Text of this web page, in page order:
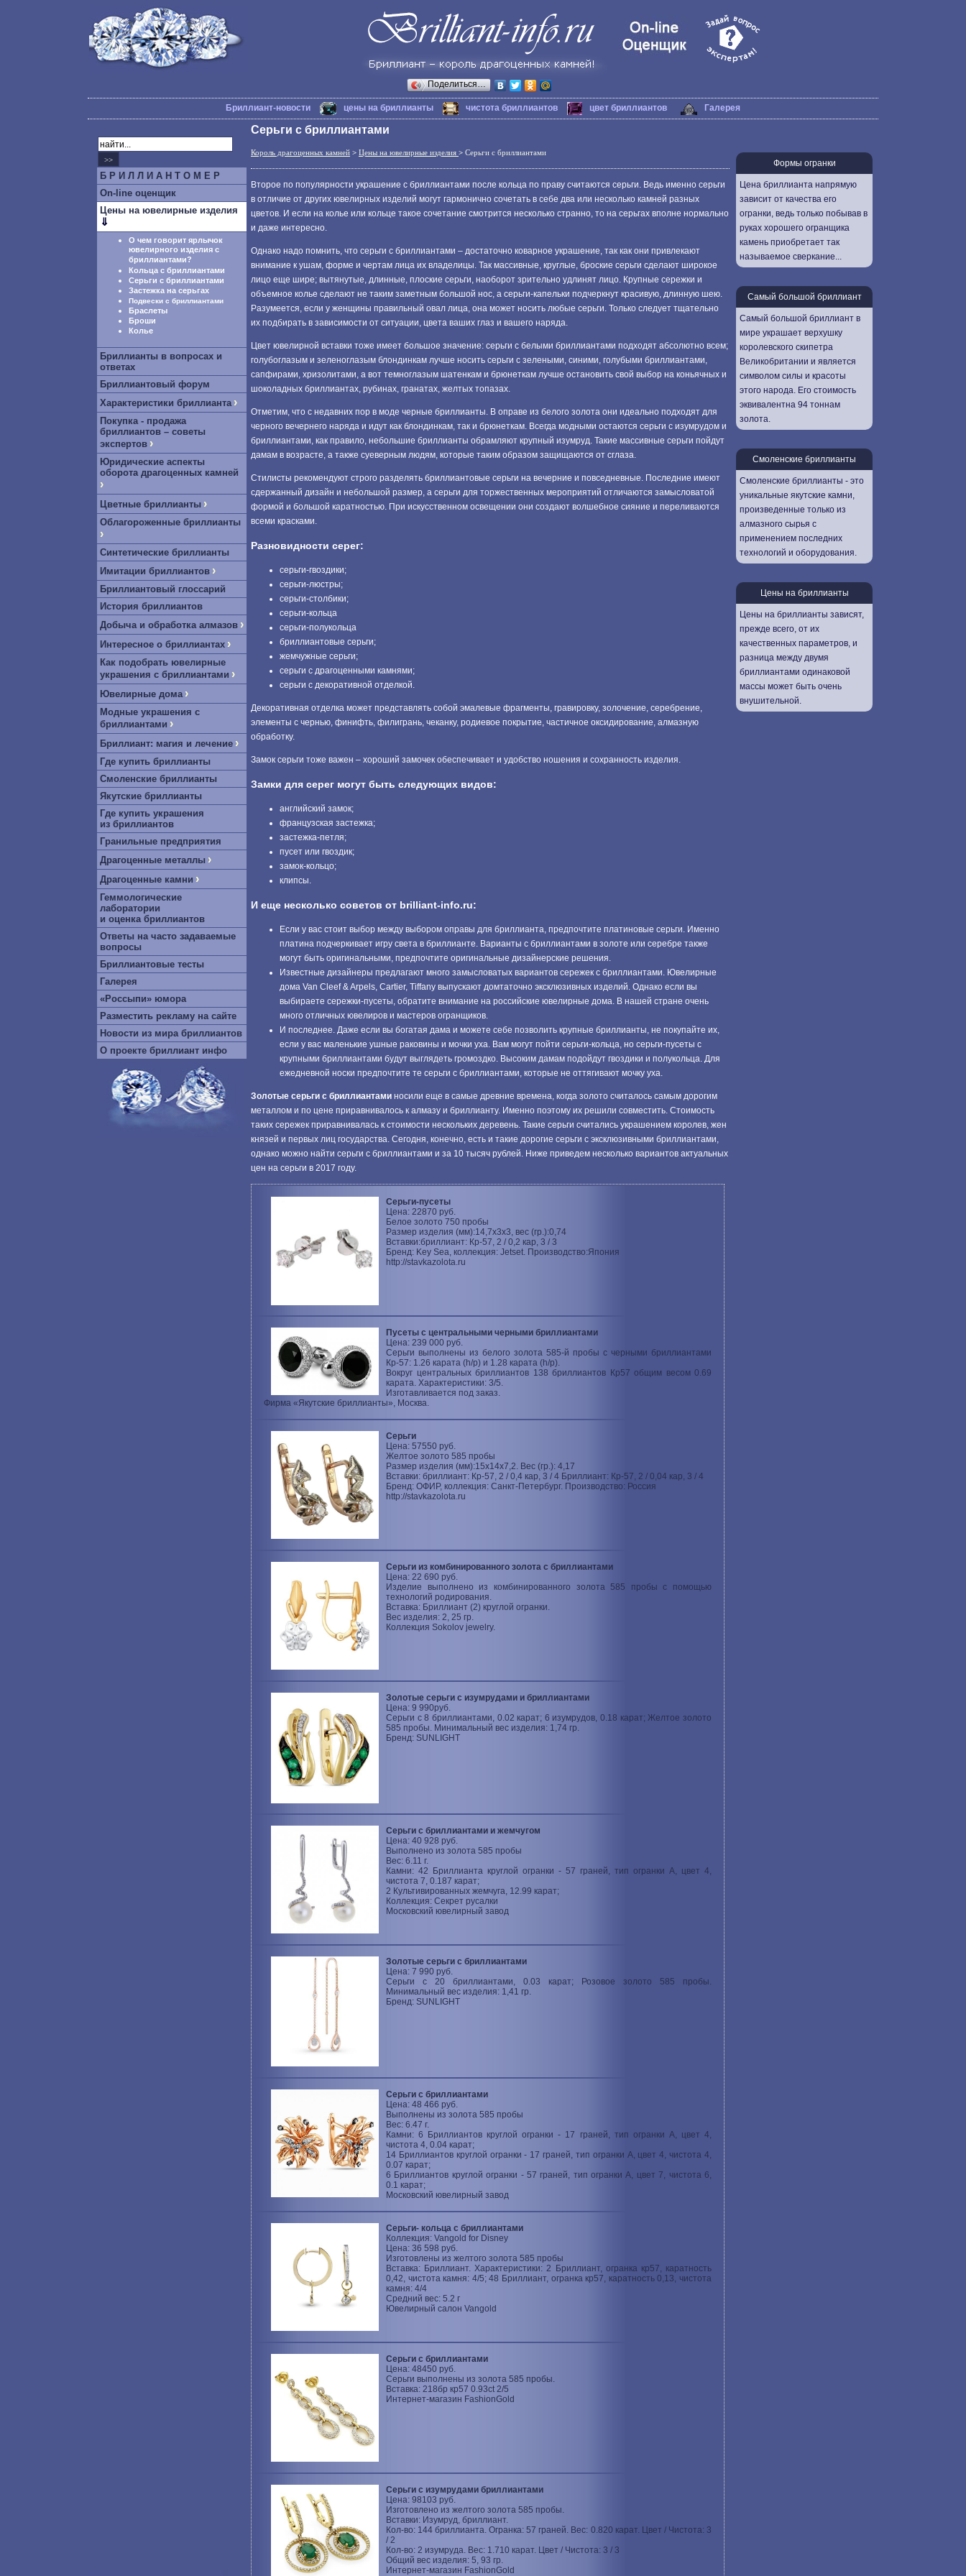
Поделиться…
Бриллиант-новости цены на бриллианты чистота бриллиантов цвет бриллиантов Галерея
Б Р И Л Л И А Н Т О М Е Р
On-line оценщик
Цены на ювелирные изделия
⇓
О чем говорит ярлычок
ювелирного изделия с
бриллиантами?
Кольца с бриллиантами
Серьги с бриллиантами
Застежка на серьгах
Подвески с бриллиантами
Браслеты
Броши
Колье
Бриллианты в вопросах и
ответах
Бриллиантовый форум
Характеристики бриллианта ›
Покупка - продажа
бриллиантов – советы
экспертов ›
Юридические аспекты
оборота драгоценных камней
›
Цветные бриллианты ›
Облагороженные бриллианты
›
Синтетические бриллианты
Имитации бриллиантов ›
Бриллиантовый глоссарий
История бриллиантов
Добыча и обработка алмазов ›
Интересное о бриллиантах ›
Как подобрать ювелирные
украшения с бриллиантами ›
Ювелирные дома ›
Модные украшения с
бриллиантами ›
Бриллиант: магия и лечение ›
Где купить бриллианты
Смоленские бриллианты
Якутские бриллианты
Где купить украшения
из бриллиантов
Гранильные предприятия
Драгоценные металлы ›
Драгоценные камни ›
Геммологические
лаборатории
и оценка бриллиантов
Ответы на часто задаваемые
вопросы
Бриллиантовые тесты
Галерея
«Россыпи» юмора
Разместить рекламу на сайте
Новости из мира бриллиантов
О проекте бриллиант инфо
Серьги с бриллиантами
Король драгоценных камней > Цены на ювелирные изделия > Серьги с бриллиантами
Второе по популярности украшение с бриллиантами после кольца по праву считаются серьги. Ведь именно серьги
в отличие от других ювелирных изделий могут гармонично сочетать в себе два или несколько камней разных
цветов. И если на колье или кольце такое сочетание смотрится несколько странно, то на серьгах вполне нормально
и даже интересно.
Однако надо помнить, что серьги с бриллиантами – достаточно коварное украшение, так как они привлекают
внимание к ушам, форме и чертам лица их владелицы. Так массивные, круглые, броские серьги сделают широкое
лицо еще шире; вытянутые, длинные, плоские серьги, наоборот зрительно удлинят лицо. Крупные сережки и
объемное колье сделают не таким заметным большой нос, а серьги-капельки подчеркнут красивую, длинную шею.
Разумеется, если у женщины правильный овал лица, она может носить любые серьги. Только следует тщательно
их подбирать в зависимости от ситуации, цвета ваших глаз и вашего наряда.
Цвет ювелирной вставки тоже имеет большое значение: серьги с белыми бриллиантами подходят абсолютно всем;
голубоглазым и зеленоглазым блондинкам лучше носить серьги с зелеными, синими, голубыми бриллиантами,
сапфирами, хризолитами, а вот темноглазым шатенкам и брюнеткам лучше остановить свой выбор на коньячных и
шоколадных бриллиантах, рубинах, гранатах, желтых топазах.
Отметим, что с недавних пор в моде черные бриллианты. В оправе из белого золота они идеально подходят для
черного вечернего наряда и идут как блондинкам, так и брюнеткам. Всегда модными остаются серьги с изумрудом и
бриллиантами, как правило, небольшие бриллианты обрамляют крупный изумруд. Такие массивные серьги пойдут
дамам в возрасте, а также суеверным людям, которые таким образом защищаются от сглаза.
Стилисты рекомендуют строго разделять бриллиантовые серьги на вечерние и повседневные. Последние имеют
сдержанный дизайн и небольшой размер, а серьги для торжественных мероприятий отличаются замысловатой
формой и большой каратностью. При искусственном освещении они создают волшебное сияние и переливаются
всеми красками.
Разновидности серег:
серьги-гвоздики;
серьги-люстры;
серьги-столбики;
серьги-кольца
серьги-полукольца
бриллиантовые серьги;
жемчужные серьги;
серьги с драгоценными камнями;
серьги с декоративной отделкой.
Декоративная отделка может представлять собой эмалевые фрагменты, гравировку, золочение, серебрение,
элементы с чернью, финифть, филигрань, чеканку, родиевое покрытие, частичное оксидирование, алмазную
обработку.
Замок серьги тоже важен – хороший замочек обеспечивает и удобство ношения и сохранность изделия.
Замки для серег могут быть следующих видов:
английский замок;
французская застежка;
застежка-петля;
пусет или гвоздик;
замок-кольцо;
клипсы.
И еще несколько советов от brilliant-info.ru:
Если у вас стоит выбор между выбором оправы для бриллианта, предпочтите платиновые серьги. Именно
платина подчеркивает игру света в бриллианте. Варианты с бриллиантами в золоте или серебре также
могут быть оригинальными, предпочтите оригинальные дизайнерские решения.
Известные дизайнеры предлагают много замысловатых вариантов сережек с бриллиантами. Ювелирные
дома Van Cleef & Arpels, Cartier, Tiffany выпускают домтаточно эксклюзивных изделий. Однако если вы
выбираете сережки-пусеты, обратите внимание на российские ювелирные дома. В нашей стране очень
много отличных ювелиров и мастеров огранщиков.
И последнее. Даже если вы богатая дама и можете себе позволить крупные бриллианты, не покупайте их,
если у вас маленькие ушные раковины и мочки уха. Вам могут пойти серьги-кольца, но серьги-пусеты с
крупными бриллиантами будут выглядеть громоздко. Высоким дамам подойдут гвоздики и полукольца. Для
ежедневной носки предпочтите те серьги с бриллиантами, которые не оттягивают мочку уха.
Золотые серьги с бриллиантами носили еще в самые древние времена, когда золото считалось самым дорогим
металлом и по цене приравнивалось к алмазу и бриллианту. Именно поэтому их решили совместить. Стоимость
таких сережек приравнивалась к стоимости нескольких деревень. Такие серьги считались украшением королев, жен
князей и первых лиц государства. Сегодня, конечно, есть и такие дорогие серьги с эксклюзивными бриллиантами,
однако можно найти серьги с бриллиантами и за 10 тысяч рублей. Ниже приведем несколько вариантов актуальных
цен на серьги в 2017 году.
Серьги-пусеты
Цена: 22870 руб.
Белое золото 750 пробы
Размер изделия (мм):14,7x3x3, вес (гр.):0,74
Вставки:бриллиант: Кр-57, 2 / 0,2 кар, 3 / 3
Бренд: Key Sea, коллекция: Jetset. Производство:Япония
http://stavkazolota.ru
Пусеты с центральными черными бриллиантами
Цена: 239 000 руб.
Серьги выполнены из белого золота 585-й пробы с черными бриллиантами
Кр-57: 1.26 карата (h/p) и 1.28 карата (h/p).
Вокруг центральных бриллиантов 138 бриллиантов Кр57 общим весом 0.69
карата. Характеристики: 3/5.
Изготавливается под заказ.
Фирма «Якутские бриллианты», Москва.
Серьги
Цена: 57550 руб.
Желтое золото 585 пробы
Размер изделия (мм):15x14x7,2. Вес (гр.): 4,17
Вставки: бриллиант: Кр-57, 2 / 0,4 кар, 3 / 4 Бриллиант: Кр-57, 2 / 0,04 кар, 3 / 4
Бренд: ОФИР, коллекция: Санкт-Петербург. Производство: Россия
http://stavkazolota.ru
Серьги из комбинированного золота с бриллиантами
Цена: 22 690 руб.
Изделие выполнено из комбинированного золота 585 пробы с помощью
технологий родирования.
Вставка: Бриллиант (2) круглой огранки.
Вес изделия: 2, 25 гр.
Коллекция Sokolov jewelry.
Золотые серьги с изумрудами и бриллиантами
Цена: 9 990руб.
Серьги с 8 бриллиантами, 0.02 карат; 6 изумрудов, 0.18 карат; Желтое золото
585 пробы. Минимальный вес изделия: 1,74 гр.
Бренд: SUNLIGHT
Серьги c бриллиантами и жемчугом
Цена: 40 928 руб.
Выполнено из золота 585 пробы
Вес: 6.11 г.
Камни: 42 Бриллианта круглой огранки - 57 граней, тип огранки A, цвет 4,
чистота 7, 0.187 карат;
2 Культивированных жемчуга, 12.99 карат;
Коллекция: Секрет русалки
Московский ювелирный завод
Золотые серьги с бриллиантами
Цена: 7 990 руб.
Серьги с 20 бриллиантами, 0.03 карат; Розовое золото 585 пробы.
Минимальный вес изделия: 1,41 гр.
Бренд: SUNLIGHT
Серьги c бриллиантами
Цена: 48 466 руб.
Выполнены из золота 585 пробы
Вес: 6.47 г.
Камни: 6 Бриллиантов круглой огранки - 17 граней, тип огранки A, цвет 4,
чистота 4, 0.04 карат;
14 Бриллиантов круглой огранки - 17 граней, тип огранки A, цвет 4, чистота 4,
0.07 карат;
6 Бриллиантов круглой огранки - 57 граней, тип огранки A, цвет 7, чистота 6,
0.1 карат;
Московский ювелирный завод
Серьги- кольца с бриллиантами
Коллекция: Vangold for Disney
Цена: 36 598 руб.
Изготовлены из желтого золота 585 пробы
Вставка: Бриллиант. Характеристики: 2 Бриллиант, огранка кр57, каратность
0,42, чистота камня: 4/5; 48 Бриллиант, огранка кр57, каратность 0,13, чистота
камня: 4/4
Средний вес: 5.2 г
Ювелирный салон Vangold
Серьги с бриллиантами
Цена: 48450 руб.
Серьги выполнены из золота 585 пробы.
Вставка: 218бр кр57 0.93ct 2/5
Интернет-магазин FashionGold
Серьги с изумрудами бриллиантами
Цена: 98103 руб.
Изготовлено из желтого золота 585 пробы.
Вставки: Изумруд, бриллиант.
Кол-во: 144 бриллианта. Огранка: 57 граней. Вес: 0.820 карат. Цвет / Чистота: 3
/ 2
Кол-во: 2 изумруда. Вес: 1.710 карат. Цвет / Чистота: 3 / 3
Общий вес изделия: 5, 93 гр.
Интернет-магазин FashionGold
Формы огранки
Цена бриллианта напрямую
зависит от качества его
огранки, ведь только побывав в
руках хорошего огранщика
камень приобретает так
называемое сверкание...
Самый большой бриллиант
Самый большой бриллиант в
мире украшает верхушку
королевского скипетра
Великобритании и является
символом силы и красоты
этого народа. Его стоимость
эквивалентна 94 тоннам
золота.
Смоленские бриллианты
Смоленские бриллианты - это
уникальные якутские камни,
произведенные только из
алмазного сырья с
применением последних
технологий и оборудования.
Цены на бриллианты
Цены на бриллианты зависят,
прежде всего, от их
качественных параметров, и
разница между двумя
бриллиантами одинаковой
массы может быть очень
внушительной.